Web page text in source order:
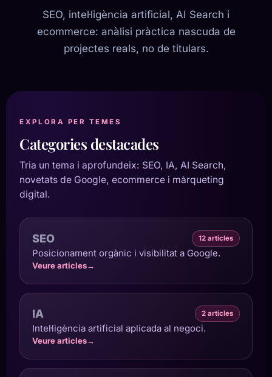
SEO, intel·ligència artificial, AI Search i
ecommerce: anàlisi pràctica nascuda de
projectes reals, no de titulars.
EXPLORA PER TEMES
Categories destacades
Tria un tema i aprofundeix: SEO, IA, AI Search,
novetats de Google, ecommerce i màrqueting
digital.
SEO 12 articles
Posicionament orgànic i visibilitat a Google.
Veure articles→
IA 2 articles
Intel·ligència artificial aplicada al negoci.
Veure articles→